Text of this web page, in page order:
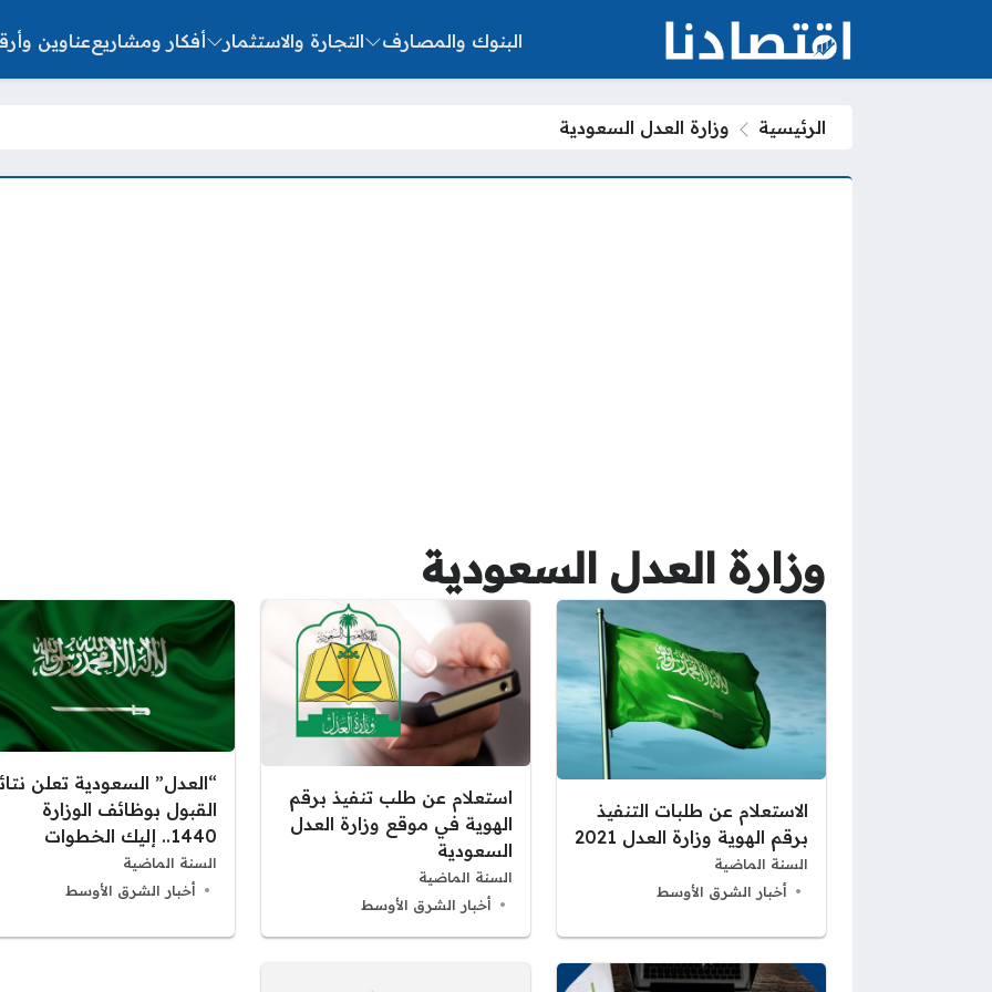
البنوك والمصارف التجارة والاستثمار أفكار ومشاريععناوين
الرئيسية وزارة العدل السعودية
وزارة العدل السعودية
الاستعلام عن طلبات التنفيذ
برقم الهوية وزارة العدل 2021
السنة الماضية
أخبار الشرق الأوسط
استعلام عن طلب تنفيذ برقم
الهوية في موقع وزارة العدل
السعودية
السنة الماضية
أخبار الشرق الأوسط
“العدل” السعودية تعلن
القبول بوظائف الوزارة
1440.. إليك الخطوات
السنة الماضية
أخبار الشرق الأوسط